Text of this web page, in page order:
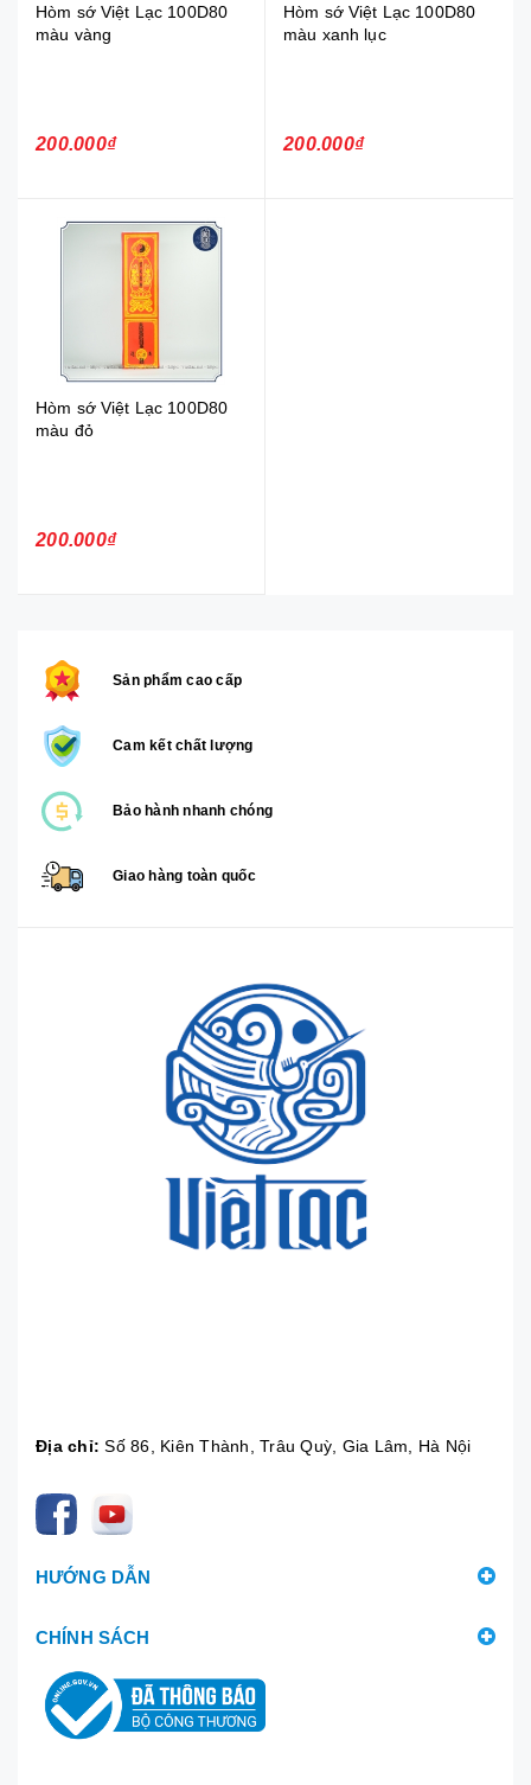
Hòm sớ Việt Lạc 100D80
màu vàng
200.000₫
Hòm sớ Việt Lạc 100D80
màu xanh lục
200.000₫
Hòm sớ Việt Lạc 100D80
màu đỏ
200.000₫
Sản phẩm cao cấp
Cam kết chất lượng
Bảo hành nhanh chóng
Giao hàng toàn quốc
Địa chỉ: Số 86, Kiên Thành, Trâu Quỳ, Gia Lâm, Hà Nội
HƯỚNG DẪN
CHÍNH SÁCH